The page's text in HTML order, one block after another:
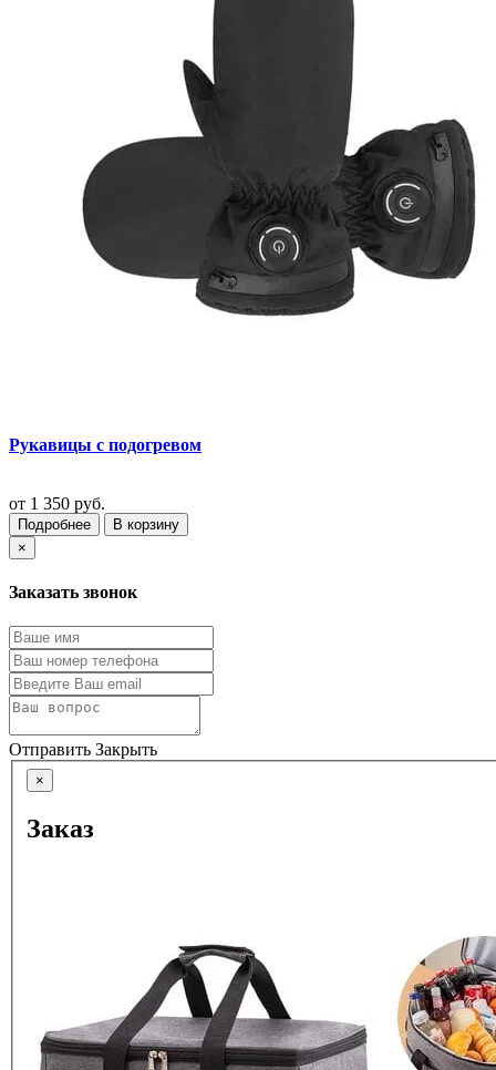
Рукавицы с подогревом
от 1 350 руб.
Подробнее
В корзину
×
Заказать звонок
Отправить Закрыть
×
Заказ